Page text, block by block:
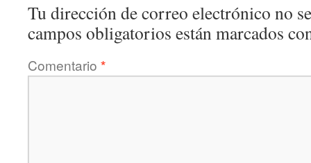
Tu dirección de correo electrónico no
campos obligatorios están marcados
Comentario *